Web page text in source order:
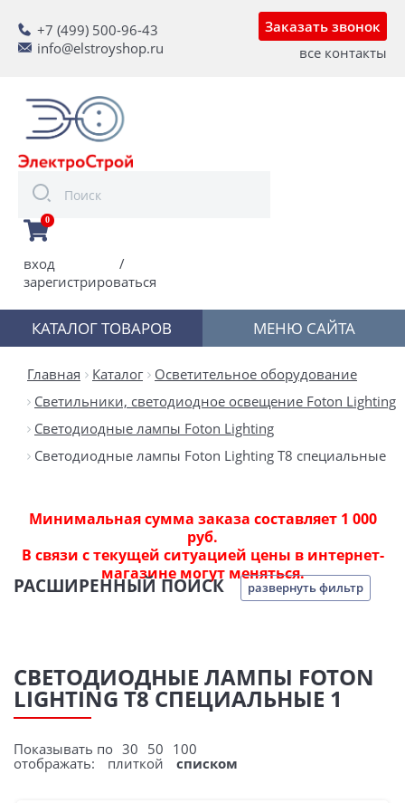
+7 (499) 500-96-43
info@elstroyshop.ru
Заказать звонок
все контакты
0
вход
/
зарегистрироваться
КАТАЛОГ ТОВАРОВ МЕНЮ САЙТА
Главная Каталог
Осветительное оборудование
Светильники, светодиодное освещение Foton Lighting
Светодиодные лампы Foton Lighting
Светодиодные лампы Foton Lighting T8 специальные
Минимальная сумма заказа составляет 1 000
руб.
В связи с текущей ситуацией цены в интернет-
магазине могут меняться.
РАСШИРЕННЫЙ ПОИСК развернуть фильтр
СВЕТОДИОДНЫЕ ЛАМПЫ FOTON
LIGHTING T8 СПЕЦИАЛЬНЫЕ 1
Показывать по 30 50 100
отображать:
плиткой списком